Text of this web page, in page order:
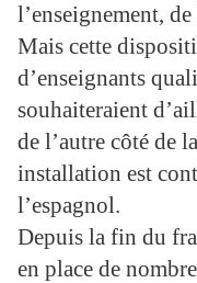
l’enseignement,
Mais cette
d’enseignants
souhaiteraient
de l’autre côté de
installation est
l’espagnol.
Depuis la fin du
en place de